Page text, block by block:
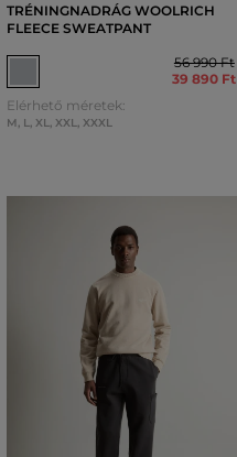
TRÉNINGNADRÁG WOOLRICH
FLEECE SWEATPANT
56 990 Ft
39 890 Ft
Elérhető méretek:
M, L, XL, XXL, XXXL